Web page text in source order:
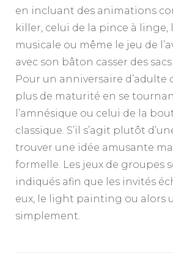
en incluant des animations
killer, celui de la pince à linge,
musicale ou même le jeu de
avec son bâton casser des
Pour un anniversaire d’adulte
plus de maturité en se
l’amnésique ou celui de la
classique. S’il s’agit plutôt
trouver une idée amusante
formelle. Les jeux de groupes
indiqués afin que les invités
eux, le light painting ou alors
simplement.